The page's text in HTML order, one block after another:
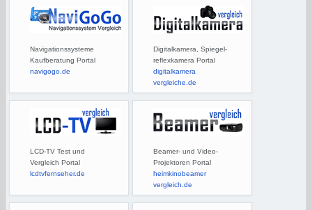
Navigationssysteme
Kaufberatung Portal
navigogo.de
Digitalkamera, Spiegel-
reflexkamera Portal
digitalkamera
vergleiche.de
LCD-TV Test und
Vergleich Portal
lcdtvfernseher.de
Beamer- und Video-
Projektoren Portal
heimkinobeamer
vergleich.de